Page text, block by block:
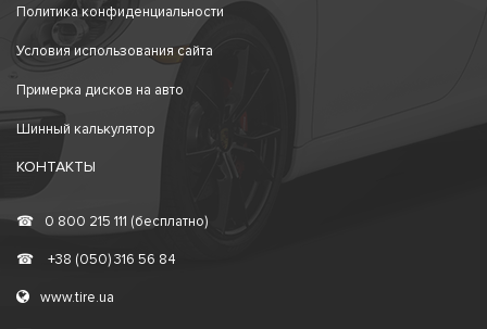
Политика конфиденциальности
Условия использования сайта
Примерка дисков на авто
Шинный калькулятор
КОНТАКТЫ
☎ 0 800 215 111 (бесплатно)
☎ +38 (050) 316 56 84
www.tire.ua